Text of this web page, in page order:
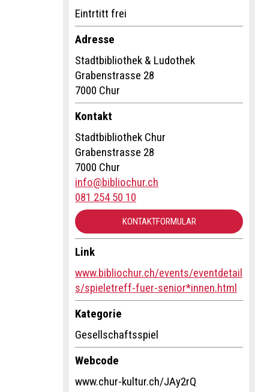
Eintrtitt frei
Adresse
Stadtbibliothek & Ludothek
Grabenstrasse 28
7000 Chur
Kontakt
Stadtbibliothek Chur
Grabenstrasse 28
7000 Chur
info@bibliochur.ch
081 254 50 10
KONTAKTFORMULAR
Link
www.bibliochur.ch/events/eventdetail
s/spieletreff-fuer-senior*innen.html
Kategorie
Gesellschaftsspiel
Webcode
www.chur-kultur.ch/JAy2rQ